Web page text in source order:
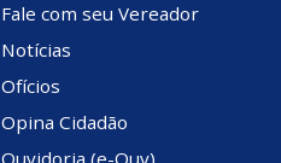
Fale com seu Vereador
Notícias
Ofícios
Opina Cidadão